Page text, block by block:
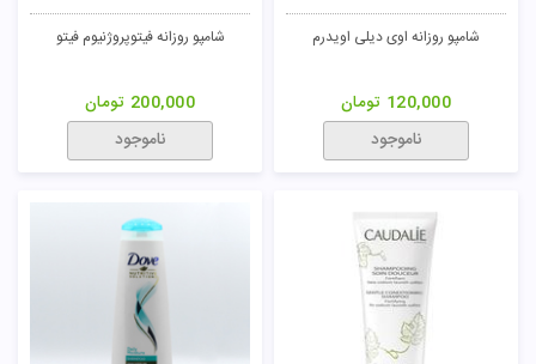
شامپو روزانه اوی دیلی اویدرم
120,000 تومان
ناموجود
شامپو روزانه فیتوپروژنیوم فیتو
200,000 تومان
ناموجود